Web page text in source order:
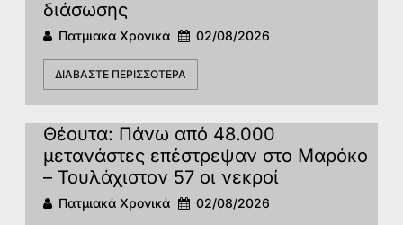
διάσωσης
Πατμιακά Χρονικά 02/08/2026
ΔΙΑΒΆΣΤΕ ΠΕΡΙΣΣΌΤΕΡΑ
Θέουτα: Πάνω από 48.000
μετανάστες επέστρεψαν στο Μαρόκο
– Τουλάχιστον 57 οι νεκροί
Πατμιακά Χρονικά 02/08/2026